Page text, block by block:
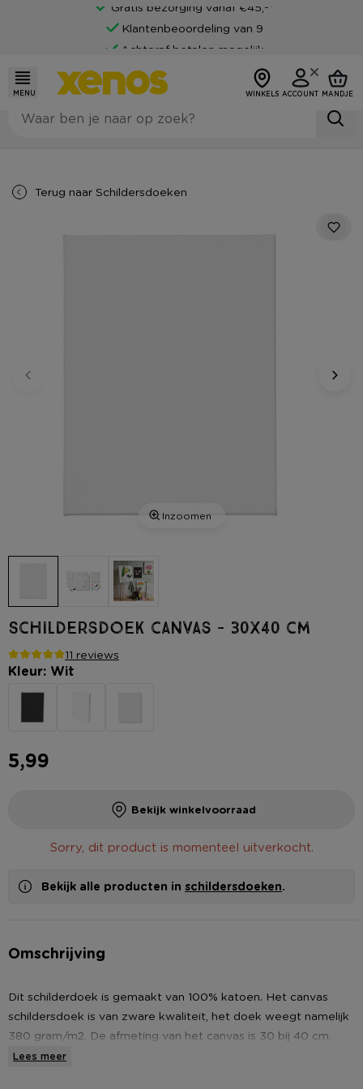
Gratis bezorging vanaf €45,-*
Klantenbeoordeling van 9
Achteraf betalen mogelijk
MENU WINKELS ACCOUNT MANDJE
Terug naar Schildersdoeken
Inzoomen
Schildersdoek canvas - 30x40 cm
11 reviews
Kleur: Wit
5,99
Bekijk winkelvoorraad
Sorry, dit product is momenteel uitverkocht.
Bekijk alle producten in schildersdoeken.
Omschrijving
Dit schilderdoek is gemaakt van 100% katoen. Het canvas
schildersdoek is van zware kwaliteit, het doek weegt namelijk
380 gram/m2. De afmeting van het canvas is 30 bij 40 cm.
Leef je helemaal uit op dit doek. Het doek is geschikt voor
Lees meer